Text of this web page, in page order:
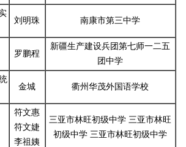
刘明珠 南康市第三中学
罗鹏程
新疆生产建设兵团第七师一二五
团中学
金城 衢州华茂外国语学校
符文惠
符文婕
李祖姨
三亚市林旺初级中学 三亚市林旺
初级中学 三亚市林旺初级中学